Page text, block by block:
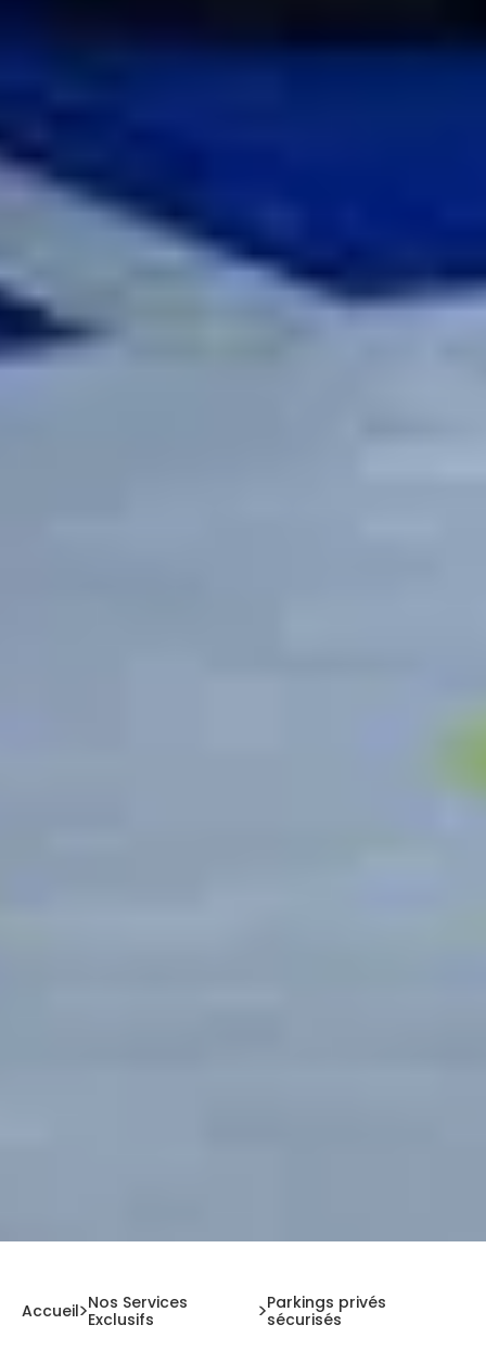
Accueil Nos Services
Exclusifs
Parkings privés
sécurisés